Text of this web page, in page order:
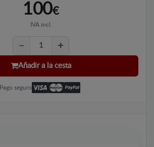
100€
IVA incl.
Añadir a la cesta
Pago seguro